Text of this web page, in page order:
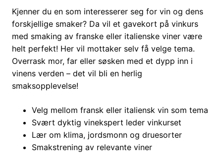
Kjenner du en som interesserer seg for vin og dens
forskjellige smaker? Da vil et gavekort på vinkurs
med smaking av franske eller italienske viner være
helt perfekt! Her vil mottaker selv få velge tema.
Overrask mor, far eller søsken med et dypp inn i
vinens verden – det vil bli en herlig
smaksopplevelse!
Velg mellom fransk eller italiensk vin som tema
Svært dyktig vinekspert leder vinkurset
Lær om klima, jordsmonn og druesorter
Smakstrening av relevante viner